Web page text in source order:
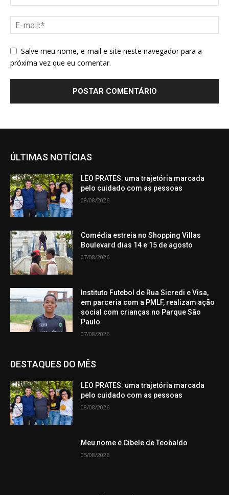
Salve meu nome, e-mail e site neste navegador para a
próxima vez que eu comentar.
ÚLTIMAS NOTÍCIAS
LEO PRATES: uma trajetória marcada
pelo cuidado com as pessoas
08/08/2026
Comédia estreia no Shopping Villas
Boulevard dias 14 e 15 de agosto
07/08/2026
Instituto Futebol de Rua Sicredi e Visa,
em parceria com a PMLF, realizam ação
social com crianças no Parque São
Paulo
07/08/2026
DESTAQUES DO MÊS
LEO PRATES: uma trajetória marcada
pelo cuidado com as pessoas
08/08/2026
Meu nome é Cibele de Teobaldo
05/08/2026